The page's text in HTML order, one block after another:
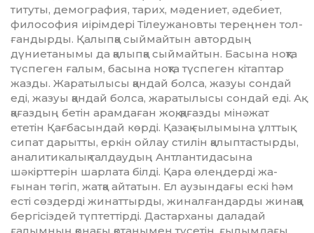
титуты, демография, тарих, мә­дениет, әдебиет,
философия иі­рім­дері Тілеужановты тереңнен тол­
ғандырды. Қалыпқа сыймайтын автордың
дүниетанымы да қалып­қа сыймайтын. Басына ноқта
түс­пеген ғалым, басына ноқта түспе­ген кітаптар
жазды. Жаратылысы қандай болса, жазуы сондай
еді, жазуы қандай болса, жаратылысы сондай еді. Ақ
қағаздың бетін арамдаған жоқ, қағазды мінәжат
ететін Қағбасындай көрді. Қазақ ғы­лымына ұлттық
сипат дарыт­ты, еркін ойлау стилін қалып­тас­тырды,
аналитикалық талдаудың Антлантидасына
шәкірттерін шарлата білді. Қара өлеңдерді жа­
ғынан төгіп, жатқа айтатын. Ел аузындағы ескі һәм
есті сөздерді жи­наттырды, жиналғандарды жи­наққа
бергісіздей түптеттірді. Дас­тарханы даладай